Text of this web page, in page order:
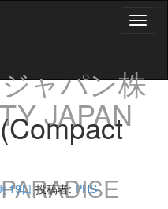
ャパン株
JAPAN
19日 投稿者: PHS